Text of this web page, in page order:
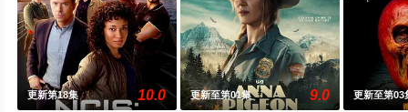
更新第18集 10.0 更新至第01集 9.0 更新至第03